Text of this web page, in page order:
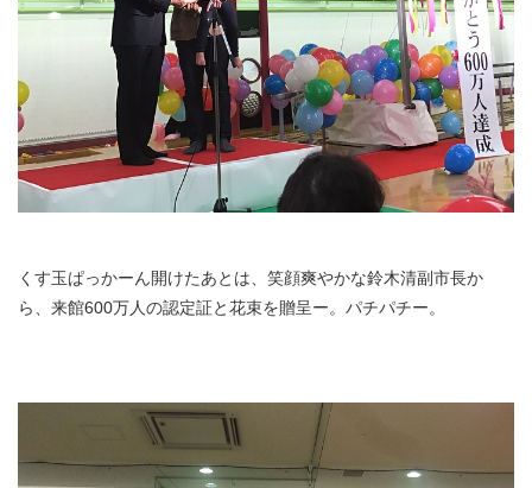
くす玉ぱっかーん開けたあとは、笑顔爽やかな鈴木清副市長か
ら、来館600万人の認定証と花束を贈呈ー。パチパチー。